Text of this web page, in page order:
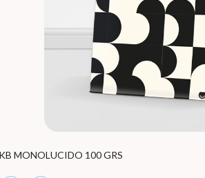
MONOLUCIDO 100 GRS